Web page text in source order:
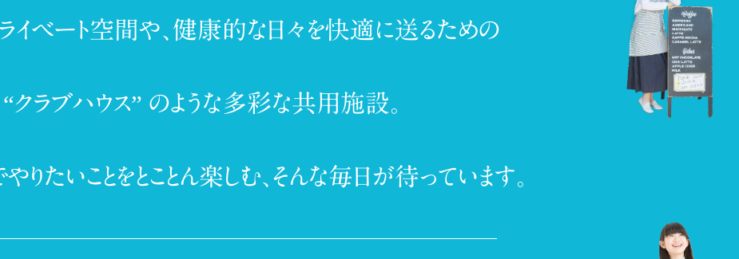
イベート空間や、健康的な日々を快適に送るための
“クラブハウス” のような多彩な共用施設。
たいことをとことん楽しむ、そんな毎日が待っています。